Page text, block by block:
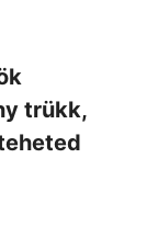
trükk,